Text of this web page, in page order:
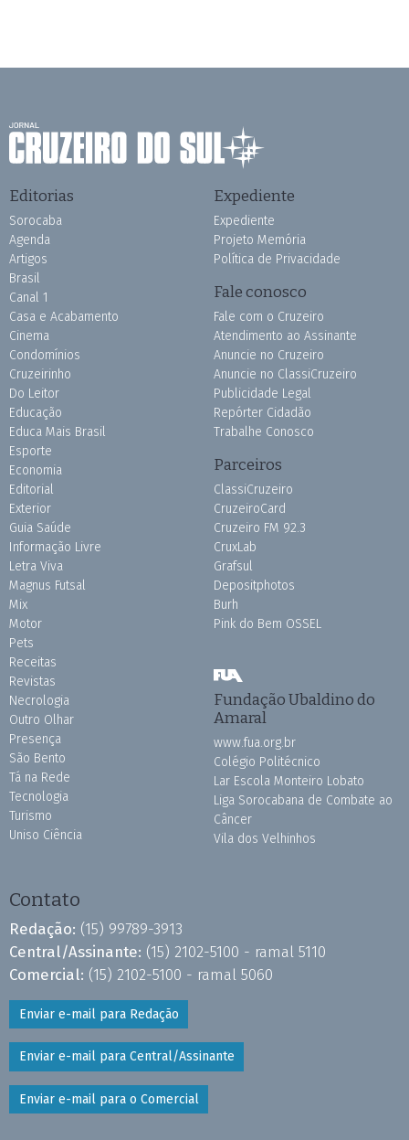
Editorias
Sorocaba
Agenda
Artigos
Brasil
Canal 1
Casa e Acabamento
Cinema
Condomínios
Cruzeirinho
Do Leitor
Educação
Educa Mais Brasil
Esporte
Economia
Editorial
Exterior
Guia Saúde
Informação Livre
Letra Viva
Magnus Futsal
Mix
Motor
Pets
Receitas
Revistas
Necrologia
Outro Olhar
Presença
São Bento
Tá na Rede
Tecnologia
Turismo
Uniso Ciência
Expediente
Expediente
Projeto Memória
Política de Privacidade
Fale conosco
Fale com o Cruzeiro
Atendimento ao Assinante
Anuncie no Cruzeiro
Anuncie no ClassiCruzeiro
Publicidade Legal
Repórter Cidadão
Trabalhe Conosco
Parceiros
ClassiCruzeiro
CruzeiroCard
Cruzeiro FM 92.3
CruxLab
Grafsul
Depositphotos
Burh
Pink do Bem OSSEL
Fundação Ubaldino do
Amaral
www.fua.org.br
Colégio Politécnico
Lar Escola Monteiro Lobato
Liga Sorocabana de Combate ao
Câncer
Vila dos Velhinhos
Contato
Redação: (15) 99789-3913
Central/Assinante: (15) 2102-5100 - ramal 5110
Comercial: (15) 2102-5100 - ramal 5060
Enviar e-mail para Redação
Enviar e-mail para Central/Assinante
Enviar e-mail para o Comercial